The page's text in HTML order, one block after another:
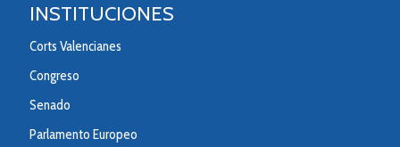
INSTITUCIONES
Corts Valencianes
Congreso
Senado
Parlamento Europeo